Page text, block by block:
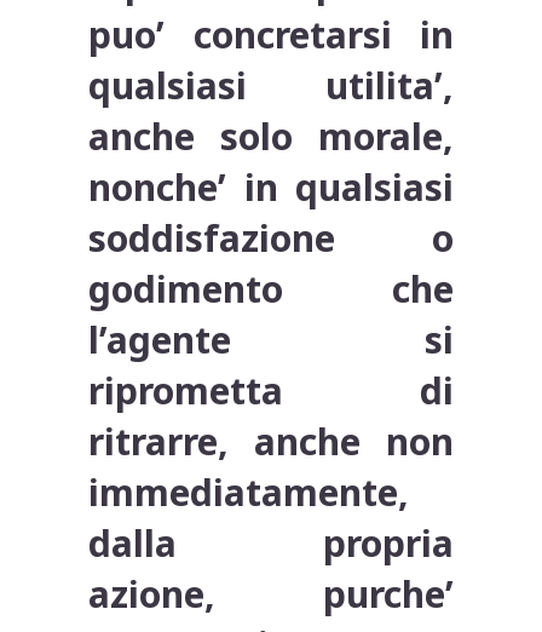
puo’ concretarsi in
qualsiasi utilita’,
anche solo morale,
nonche’ in qualsiasi
soddisfazione o
godimento che
l’agente si
riprometta di
ritrarre, anche non
immediatamente,
dalla propria
azione, purche’